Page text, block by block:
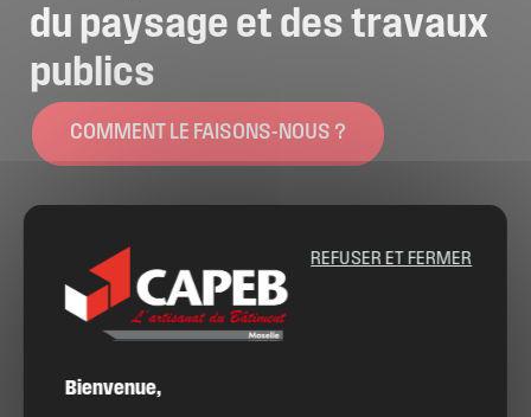
du paysage et destravaux
publics
COMMENT LE FAISONS-NOUS ?
Bienvenue,
REFUSER ET FERMER